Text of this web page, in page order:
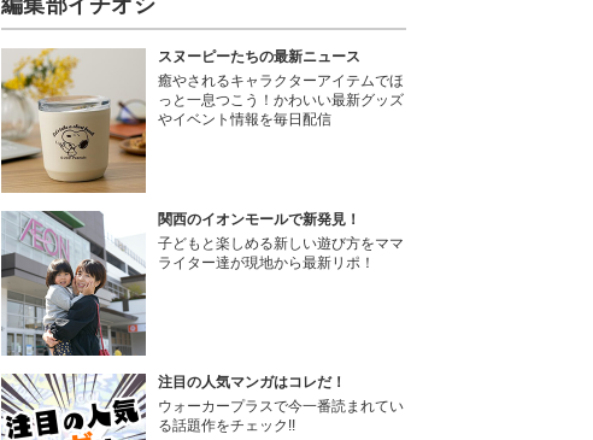
編集部イチオシ
スヌーピーたちの最新ニュース
癒やされるキャラクターアイテムでほ
っと一息つこう！かわいい最新グッズ
やイベント情報を毎日配信
関西のイオンモールで新発見！
子どもと楽しめる新しい遊び方をママ
ライター達が現地から最新リポ！
注目の人気マンガはコレだ！
ウォーカープラスで今一番読まれてい
る話題作をチェック!!